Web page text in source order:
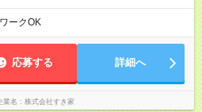
の勤務を行いますので、安心して働けま
ークOK
応募する 詳細へ
業名 株式会社すき家